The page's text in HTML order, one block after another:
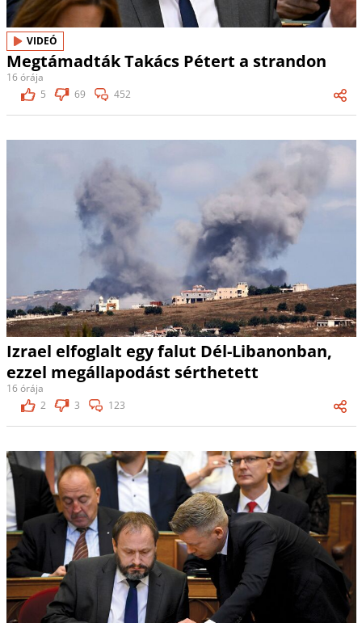
VIDEÓ
Megtámadták Takács Pétert a strandon
16 órája
5
69 452
Izrael elfoglalt egy falut Dél-Libanonban,
ezzel megállapodást sérthetett
16 órája
2
3 123